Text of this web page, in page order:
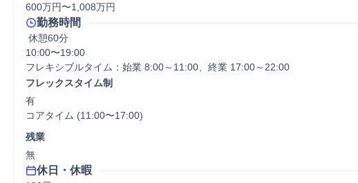
600万円〜1,008万円
勤務時間
休憩60分
10:00〜19:00
フレキシブルタイム：始業 8:00～11:00、終業 17:00～22:00
フレックスタイム制
有
コアタイム (11:00〜17:00)
残業
無
休日・休暇